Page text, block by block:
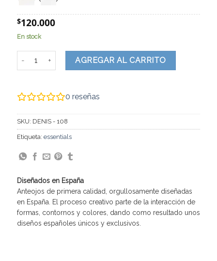
$120.000
En stock
AGREGAR AL CARRITO
0 reseñas
SKU: DENIS - 108
Etiqueta: essentials
Diseñados en España
Anteojos de primera calidad, orgullosamente diseñadas
en España. El proceso creativo parte de la interacción de
formas, contornos y colores, dando como resultado unos
diseños españoles únicos y exclusivos.